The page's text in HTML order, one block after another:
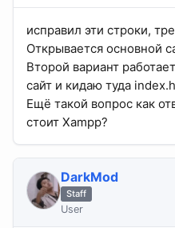
исправил эти строки,
Открывается основной
Второй вариант
сайт и кидаю туда
Ещё такой вопрос как
стоит Xampp?
DarkMod
Staff
User